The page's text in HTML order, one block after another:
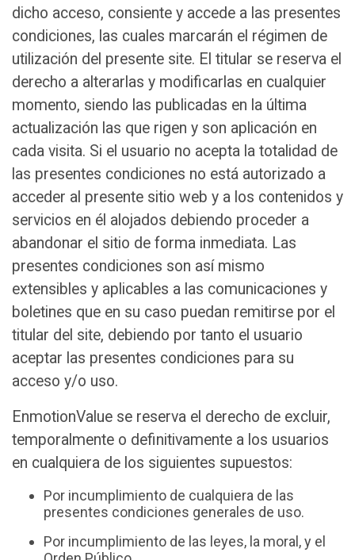
dicho acceso, consiente y accede a las presentes
condiciones, las cuales marcarán el régimen de
utilización del presente site. El titular se reserva el
derecho a alterarlas y modificarlas en cualquier
momento, siendo las publicadas en la última
actualización las que rigen y son aplicación en
cada visita. Si el usuario no acepta la totalidad de
las presentes condiciones no está autorizado a
acceder al presente sitio web y a los contenidos y
servicios en él alojados debiendo proceder a
abandonar el sitio de forma inmediata. Las
presentes condiciones son así mismo
extensibles y aplicables a las comunicaciones y
boletines que en su caso puedan remitirse por el
titular del site, debiendo por tanto el usuario
aceptar las presentes condiciones para su
acceso y/o uso.
EnmotionValue se reserva el derecho de excluir,
temporalmente o definitivamente a los usuarios
en cualquiera de los siguientes supuestos:
Por incumplimiento de cualquiera de las
presentes condiciones generales de uso.
Por incumplimiento de las leyes, la moral, y el